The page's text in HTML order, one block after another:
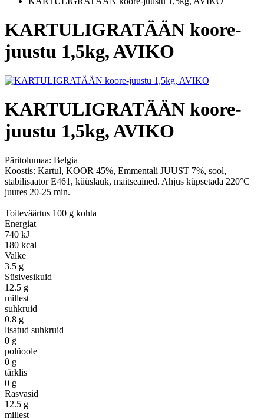
KARTULIGRATÄÄN koore-
juustu 1,5kg, AVIKO
KARTULIGRATÄÄN koore-
juustu 1,5kg, AVIKO
Päritolumaa: Belgia
Koostis: Kartul, KOOR 45%, Emmentali JUUST 7%, sool,
stabilisaator E461, küüslauk, maitseained. Ahjus küpsetada 220°C
juures 20-25 min.
Toiteväärtus 100 g kohta
Energiat
740 kJ
180 kcal
Valke
3.5 g
Süsivesikuid
12.5 g
millest
suhkruid
0.8 g
lisatud suhkruid
0 g
polüoole
0 g
tärklis
0 g
Rasvasid
12.5 g
millest